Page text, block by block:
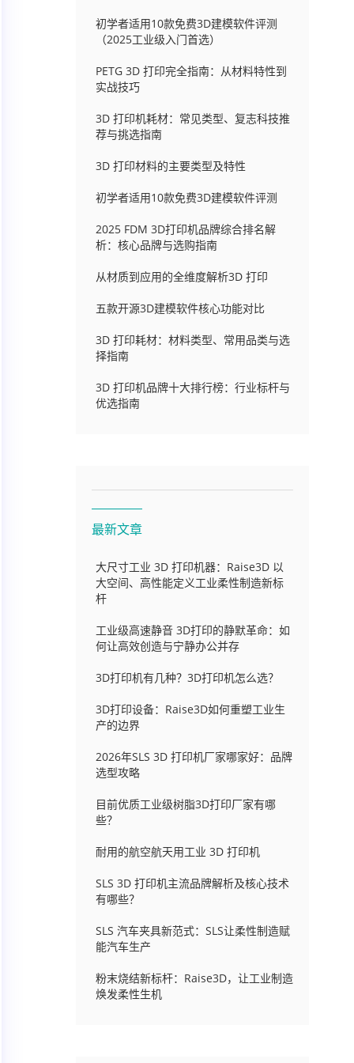
初学者适用10款免费3D建模软件评测
（2025工业级入门首选）
PETG 3D 打印完全指南：从材料特性到
实战技巧
3D 打印机耗材：常见类型、复志科技推
荐与挑选指南
3D 打印材料的主要类型及特性
初学者适用10款免费3D建模软件评测
2025 FDM 3D打印机品牌综合排名解
析：核心品牌与选购指南
从材质到应用的全维度解析3D 打印
五款开源3D建模软件核心功能对比
3D 打印耗材：材料类型、常用品类与选
择指南
3D 打印机品牌十大排行榜：行业标杆与
优选指南
最新文章
大尺寸工业 3D 打印机器：Raise3D 以
大空间、高性能定义工业柔性制造新标
杆
工业级高速静音 3D打印的静默革命：如
何让高效创造与宁静办公并存
3D打印机有几种？3D打印机怎么选？
3D打印设备：Raise3D如何重塑工业生
产的边界
2026年SLS 3D 打印机厂家哪家好：品牌
选型攻略
目前优质工业级树脂3D打印厂家有哪
些？
耐用的航空航天用工业 3D 打印机
SLS 3D 打印机主流品牌解析及核心技术
有哪些？
SLS 汽车夹具新范式：SLS让柔性制造赋
能汽车生产
粉末烧结新标杆：Raise3D，让工业制造
焕发柔性生机